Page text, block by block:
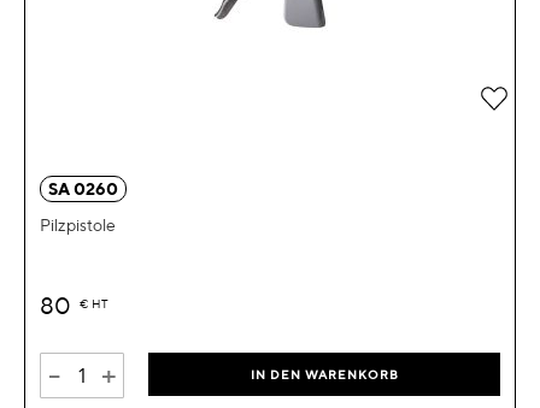
SA 0260
Pilzpistole
80 € HT
- + IN DEN WARENKORB
Zur